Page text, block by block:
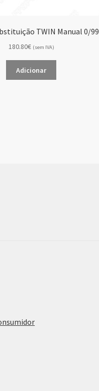
TWIN Manual 0/99
180.80€ (sem IVA)
Adicionar